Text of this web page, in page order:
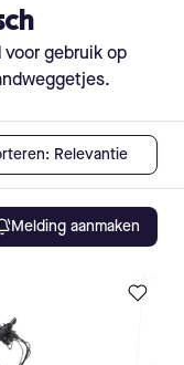
gebruik op
Relevantie
Melding aanmaken